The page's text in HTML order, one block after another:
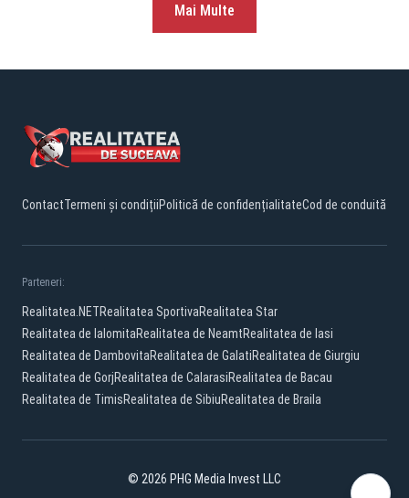
Mai Multe
ContactTermeni și condițiiPolitică de confidențialitateCod de conduită
Parteneri:
Realitatea.NETRealitatea SportivaRealitatea Star
Realitatea de IalomitaRealitatea de NeamtRealitatea de Iasi
Realitatea de DambovitaRealitatea de GalatiRealitatea de Giurgiu
Realitatea de GorjRealitatea de CalarasiRealitatea de Bacau
Realitatea de TimisRealitatea de SibiuRealitatea de Braila
© 2026 PHG Media Invest LLC